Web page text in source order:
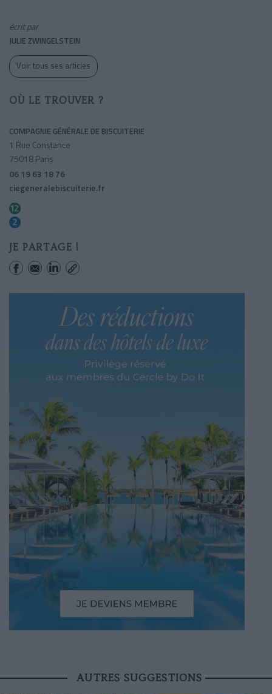
écrit par
JULIE ZWINGELSTEIN
Voir tous ses articles
OÙ LE TROUVER ?
COMPAGNIE GÉNÉRALE DE BISCUITERIE
1 Rue Constance
75018 Paris
06 19 63 18 76
ciegeneralebiscuiterie.fr
JE PARTAGE !
AUTRES SUGGESTIONS